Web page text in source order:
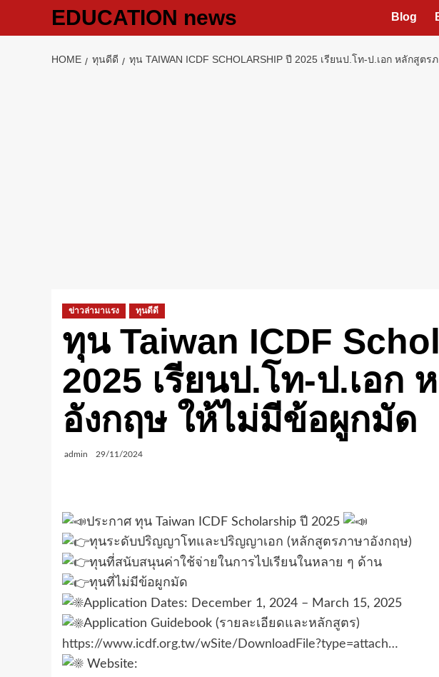
EDUCATION news Blog
HOME ทุนดีดี ทุน TAIWAN ICDF SCHOLARSHIP ปี 2025 เรียนป.โท-ป.เอก หลักสูต
ข่าวล่ามาแรง ทุนดีดี
ทุน Taiwan ICDF
2025 เรียนป.โท-ป.เอก
อังกฤษ ให้ไม่มีข้อผูกมัด
admin 29/11/2024
ประกาศ ทุน Taiwan ICDF Scholarship ปี 2025
ทุนระดับปริญญาโทและปริญญาเอก (หลักสูตรภาษาอังกฤษ)
ทุนที่สนับสนุนค่าใช้จ่ายในการไปเรียนในหลาย ๆ ด้าน
ทุนที่ไม่มีข้อผูกมัด
Application Dates: December 1, 2024 – March 15, 2025
Application Guidebook (รายละเอียดและหลักสูตร)
https://www.icdf.org.tw/wSite/DownloadFile?type=attach…
Website: